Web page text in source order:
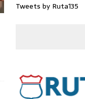
Tweets by Ruta135